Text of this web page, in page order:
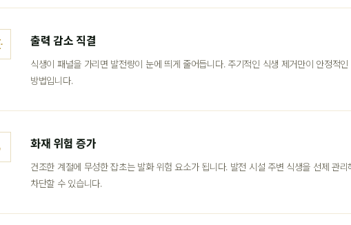
출력 감소 직결
식생이 패널을 가리면 발전량이 눈에 띄게 줄어듭니다. 주기적인 식생 제거만이 안정적
방법입니다.
화재 위험 증가
건조한 계절에 무성한 잡초는 발화 위험 요소가 됩니다. 발전 시설 주변 식생을 선제 관
차단할 수 있습니다.